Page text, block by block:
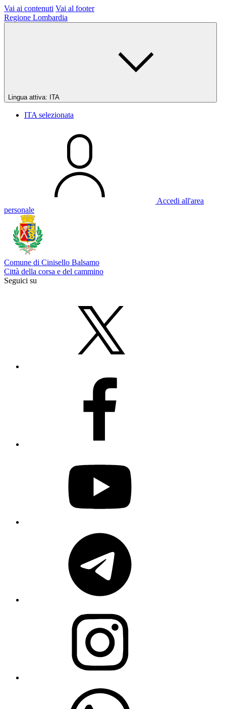
Vai ai contenuti Vai al footer
Regione Lombardia
Lingua attiva: ITA
ITA selezionata
Accedi all'area
personale
Comune di Cinisello Balsamo
Città della corsa e del cammino
Seguici su